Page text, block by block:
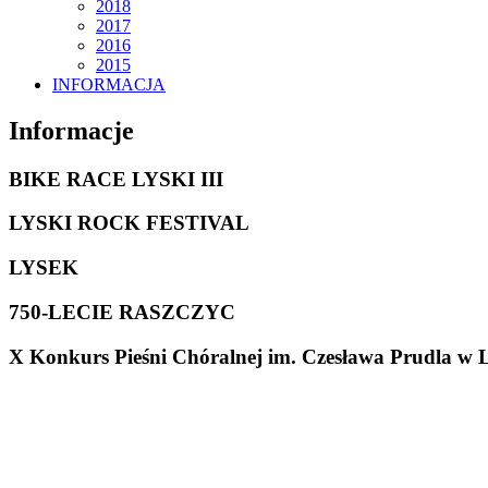
2018
2017
2016
2015
INFORMACJA
Informacje
BIKE RACE LYSKI III
LYSKI ROCK FESTIVAL
LYSEK
750-LECIE RASZCZYC
X Konkurs Pieśni Chóralnej im. Czesława Prudla w